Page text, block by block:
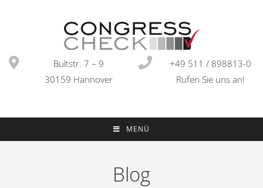
Bultstr. 7 – 9
30159 Hannover
+49 511 / 898813-0
Rufen Sie uns an!
MENÜ
Blog